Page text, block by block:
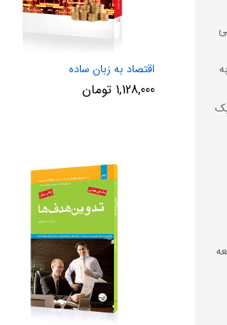
اقتصاد به زبان ساده
1,128,000 تومان
یک